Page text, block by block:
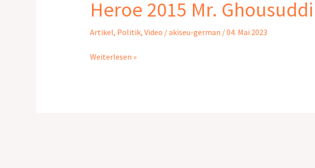
Heroe 2015 Mr.
Artikel, Politik, Video /akiseu-german /04. Mai 2023
TV,
about
Peace
2015
Weiterlesen »